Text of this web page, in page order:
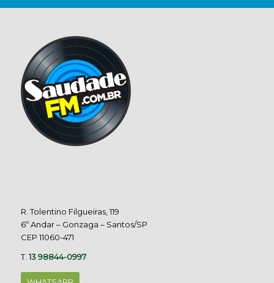
R. Tolentino Filgueiras, 119
6º Andar – Gonzaga – Santos/SP
CEP 11060-471
T.13 98844-0997